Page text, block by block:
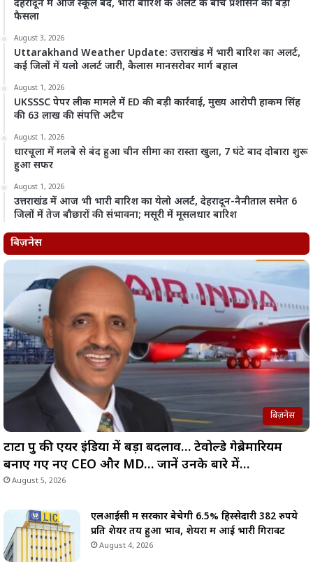
देहरादून में आज स्कूल बंद, भारी बारिश के अलर्ट के बीच प्रशासन का बड़ा
फैसला
August 3, 2026
Uttarakhand Weather Update: उत्तराखंड में भारी बारिश का अलर्ट,
कई जिलों में यलो अलर्ट जारी, कैलास मानसरोवर मार्ग बहाल
August 1, 2026
UKSSSC पेपर लीक मामले में ED की बड़ी कार्रवाई, मुख्य आरोपी हाकम सिंह
की 63 लाख की संपत्ति अटैच
August 1, 2026
धारचूला में मलबे से बंद हुआ चीन सीमा का रास्ता खुला, 7 घंटे बाद दोबारा शुरू
हुआ सफर
August 1, 2026
उत्तराखंड में आज भी भारी बारिश का येलो अलर्ट, देहरादून-नैनीताल समेत 6
जिलों में तेज बौछारों की संभावना; मसूरी में मूसलधार बारिश
बिज़नेस
बिज़नेस
टाटा ग्रुप की एयर इंडिया में बड़ा बदलाव… टेवोल्डे गेब्रेमारियम
बनाए गए नए CEO और MD… जानें उनके बारे में…
August 5, 2026
एलआईसी में सरकार बेचेगी 6.5% हिस्सेदारी 382 रुपये
प्रति शेयर तय हुआ भाव, शेयरों में आई भारी गिरावट
August 4, 2026